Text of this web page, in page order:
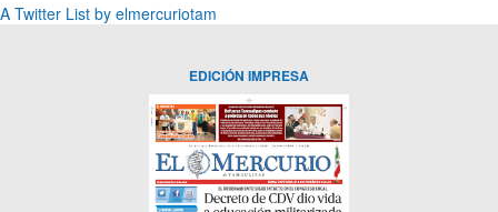
A Twitter List by elmercuriotam
EDICIÓN IMPRESA